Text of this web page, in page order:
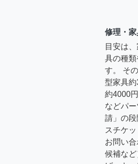
修理・
目安は
具の種
す。 そ
型家具
約4000
などパ
請」の
スチケ
お問い
候補な